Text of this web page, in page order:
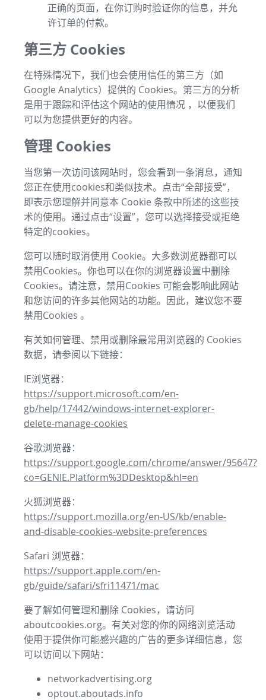
正确的页面，在你订购时验证你的信息，并允
许订单的付款。
第三方 Cookies
在特殊情况下，我们也会使用信任的第三方（如
Google Analytics）提供的 Cookies。第三方的分析
是用于跟踪和评估这个网站的使用情况 ，以便我们
可以为您提供更好的内容。
管理 Cookies
当您第一次访问该网站时，您会看到一条消息，通知
您正在使用cookies和类似技术。点击“全部接受”，
即表示您理解并同意本 Cookie 条款中所述的这些技
术的使用。通过点击“设置”，您可以选择接受或拒绝
特定的cookies。
您可以随时取消使用 Cookie。大多数浏览器都可以
禁用Cookies。你也可以在你的浏览器设置中删除
Cookies。请注意，禁用Cookies 可能会影响此网站
和您访问的许多其他网站的功能。因此，建议您不要
禁用Cookies 。
有关如何管理、禁用或删除最常用浏览器的 Cookies
数据，请参阅以下链接：
IE浏览器：
https://support.microsoft.com/en-
gb/help/17442/windows-internet-explorer-
delete-manage-cookies
谷歌浏览器：
https://support.google.com/chrome/answer/95647?
co=GENIE.Platform%3DDesktop&hl=en
火狐浏览器：
https://support.mozilla.org/en-US/kb/enable-
and-disable-cookies-website-preferences
Safari 浏览器：
https://support.apple.com/en-
gb/guide/safari/sfri11471/mac
要了解如何管理和删除 Cookies，请访问
aboutcookies.org。有关对您的你的网络浏览活动
使用于提供你可能感兴趣的广告的更多详细信息，您
可以访问以下网站：
networkadvertising.org
optout.aboutads.info